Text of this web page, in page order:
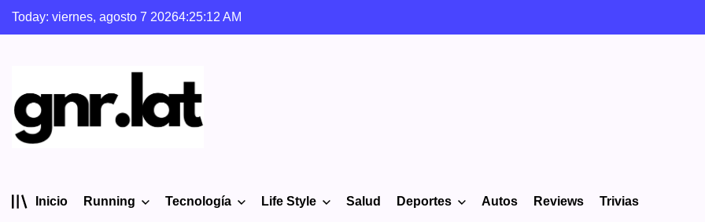
Today: viernes, agosto 7 20264:25:13 AM
Inicio Running Tecnología Life Style Salud Deportes Autos Reviews Trivias